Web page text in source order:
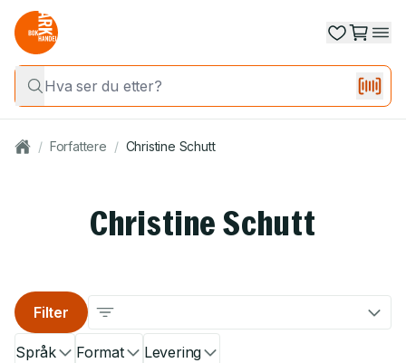
/ Forfattere / Christine Schutt
Christine Schutt
Språk Format Levering
Filter